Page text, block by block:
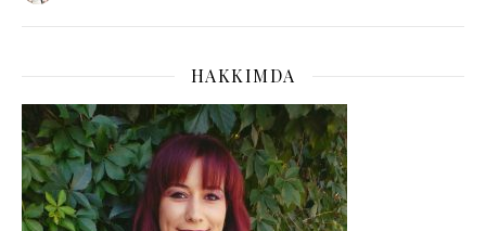
HAKKIMDA